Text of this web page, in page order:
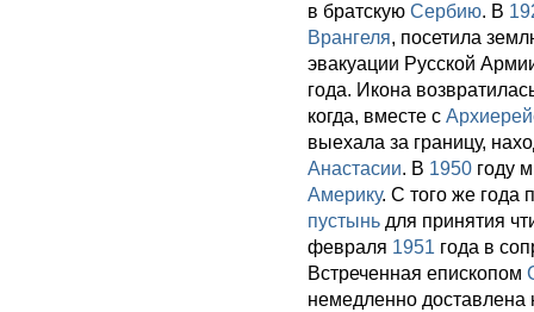
в братскую Сербию. В
Врангеля, посетила
эвакуации Русской
года. Икона
когда, вместе с
выехала за границу,
Анастасии. В 1950 году
Америку. С того же года
пустынь для принятия
февраля 1951 года в
Встреченная епископом
немедленно